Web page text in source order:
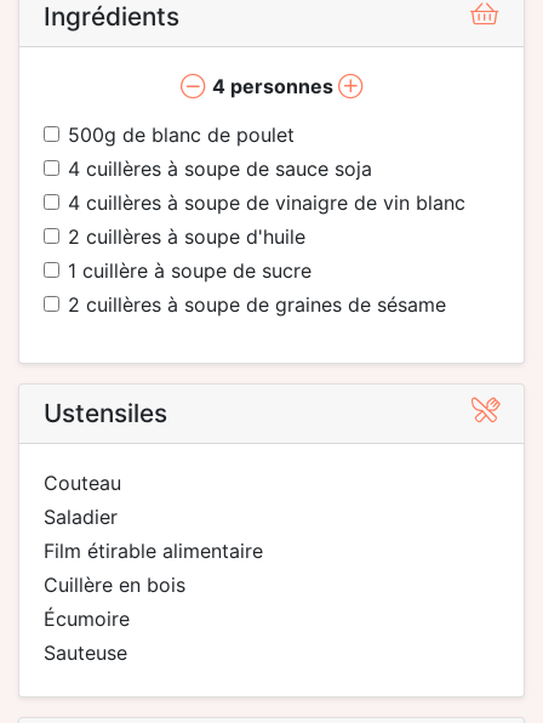
Ingrédients
4personnes
500g de blanc de poulet
4 cuillères à soupe de sauce soja
4 cuillères à soupe de vinaigre de vin blanc
2 cuillères à soupe d'huile
1 cuillère à soupe de sucre
2 cuillères à soupe de graines de sésame
Ustensiles
couteau
saladier
film étirable alimentaire
cuillère en bois
écumoire
sauteuse